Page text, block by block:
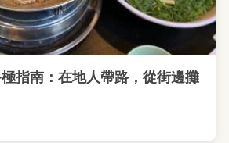
指南：在地人帶路，從街邊攤